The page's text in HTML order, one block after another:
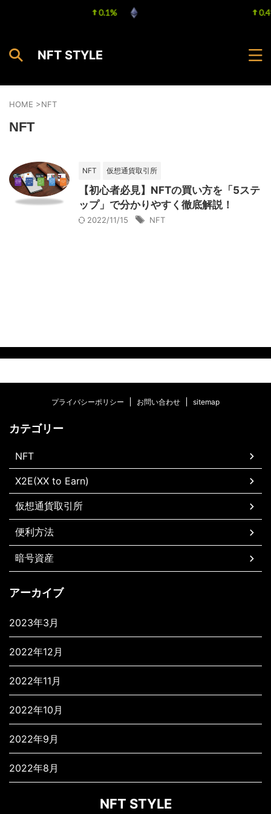
NFT STYLE
HOME >NFT
NFT
NFT 仮想通貨取引所
【初心者必見】NFTの買い方を「5ステ
ップ」で分かりやすく徹底解説！
2022/11/15 NFT
プライバシーポリシー お問い合わせ sitemap
カテゴリー
NFT
X2E(XX to Earn)
仮想通貨取引所
便利方法
暗号資産
アーカイブ
2023年3月
2022年12月
2022年11月
2022年10月
2022年9月
2022年8月
NFT STYLE
0.1%